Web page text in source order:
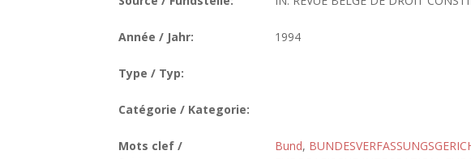
Année / Jahr: 1994
Type / Typ:
Catégorie / Kategorie:
Mots clef /
Bund,